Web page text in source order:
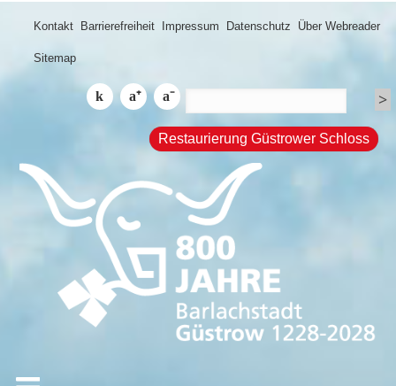
Kontakt Barrierefreiheit Impressum Datenschutz Über Webreader
Sitemap
Restaurierung Güstrower Schloss